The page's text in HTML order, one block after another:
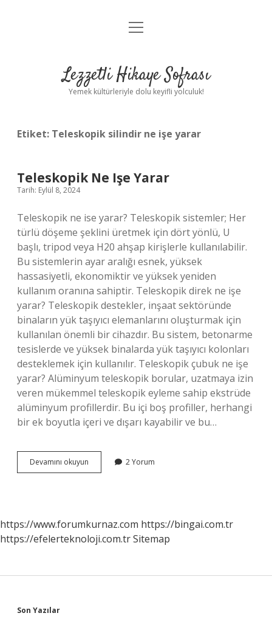
Anasayfa
Yasal Uyarı
menüyü
Lezzetli Hikaye Sofrası
Yemek kültürleriyle dolu keyifli yolculuk!
Etiket: Teleskopik silindir ne işe yarar
Teleskopik Ne Işe Yarar
Tarih: Eylül 8, 2024
Teleskopik ne ise yarar? Teleskopik sistemler; Her
türlü döşeme şeklini üretmek için dört yönlü, U
başlı, tripod veya H20 ahşap kirişlerle kullanılabilir.
Bu sistemlerin ayar aralığı esnek, yüksek
hassasiyetli, ekonomiktir ve yüksek yeniden
kullanım oranına sahiptir. Teleskopik direk ne işe
yarar? Teleskopik destekler, inşaat sektöründe
binaların yük taşıyıcı elemanlarını oluşturmak için
kullanılan önemli bir cihazdır. Bu sistem, betonarme
tesislerde ve yüksek binalarda yük taşıyıcı kolonları
desteklemek için kullanılır. Teleskopik çubuk ne işe
yarar? Alüminyum teleskopik borular, uzatmaya izin
veren mükemmel teleskopik eyleme sahip ekstrüde
alüminyum profillerdir. Bu içi boş profiller, herhangi
bir ek boyutla içeri ve dışarı kayabilir ve bu…
Devamını okuyun Teleskopik
Ne
2 Yorum
https://www.forumkurnaz.com https://bingai.com.tr
https://efelerteknoloji.com.trSitemap
Sidebar
Son Yazılar